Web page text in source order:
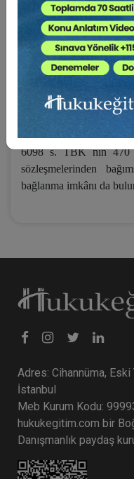
başlıklı Geçici 1/2.
yürürlüğe girdiği
bunların hukuken
sonuçlarına bu
uygulanır.”hükmü
de 4822 sayılı
uygulanma ihtimali
6098 s. TBK nın 470
sözleşmelerinden
bağlanma imkânı da
Adres: Cihannüma, Eski
İstanbul
Meb Kurum Kodu:
hukukegitim.com bir
Danışmanlık paydaş